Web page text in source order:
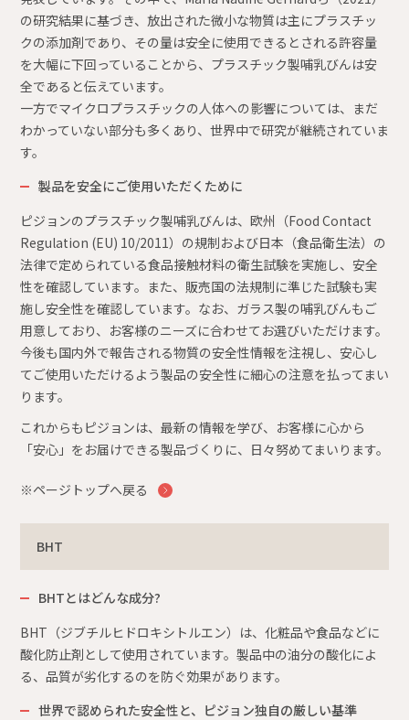
の研究結果に基づき、放出された微小な物質は主にプラスチッ
クの添加剤であり、その量は安全に使用できるとされる許容量
を大幅に下回っていることから、プラスチック製哺乳びんは安
全であると伝えています。
一方でマイクロプラスチックの人体への影響については、まだ
わかっていない部分も多くあり、世界中で研究が継続されていま
す。
製品を安全にご使用いただくために
ピジョンのプラスチック製哺乳びんは、欧州（Food Contact
Regulation (EU) 10/2011）の規制および日本（食品衛生法）の
法律で定められている食品接触材料の衛生試験を実施し、安全
性を確認しています。また、販売国の法規制に準じた試験も実
施し安全性を確認しています。なお、ガラス製の哺乳びんもご
用意しており、お客様のニーズに合わせてお選びいただけます。
今後も国内外で報告される物質の安全性情報を注視し、安心し
てご使用いただけるよう製品の安全性に細心の注意を払ってまい
ります。
これからもピジョンは、最新の情報を学び、お客様に心から
「安心」をお届けできる製品づくりに、日々努めてまいります。
※ページトップへ戻る
BHT
BHTとはどんな成分?
BHT（ジブチルヒドロキシトルエン）は、化粧品や食品などに
酸化防止剤として使用されています。製品中の油分の酸化によ
る、品質が劣化するのを防ぐ効果があります。
世界で認められた安全性と、ピジョン独自の厳しい基準